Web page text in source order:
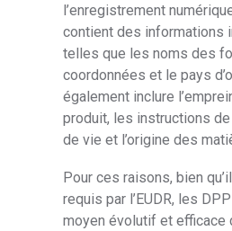
l’enregistrement
contient des informations
telles que les noms des
coordonnées et le pays
également inclure
produit, les instructions
de vie et l’origine des
Pour ces raisons, bien
requis par l’EUDR, les
moyen évolutif et efficace